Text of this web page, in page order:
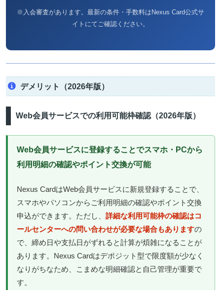
※入会審査があります。最新の条件・手数料はNexus Card公式サ
イトにてご確認ください。
デメリット（2026年版）
Web会員サービスでの利用可能枠確認（2026年版）
Web会員サービスに登録することでスマホ・PCから
利用明細の確認やポイント交換が可能
Nexus CardはWeb会員サービスに新規登録することで、
スマホやパソコンからご利用明細の確認やポイント交換
申込ができます。ただし、 詳細な利用可能枠の確認はコ
ールセンターへの問い合わせが必要な場合もありますの
で、締め日や支払日がずれると計算が煩雑になることが
あります。Nexus Cardはデポジット型で限度額が少なく
なりがちなため、こまめな明細確認と自己管理が重要で
す。